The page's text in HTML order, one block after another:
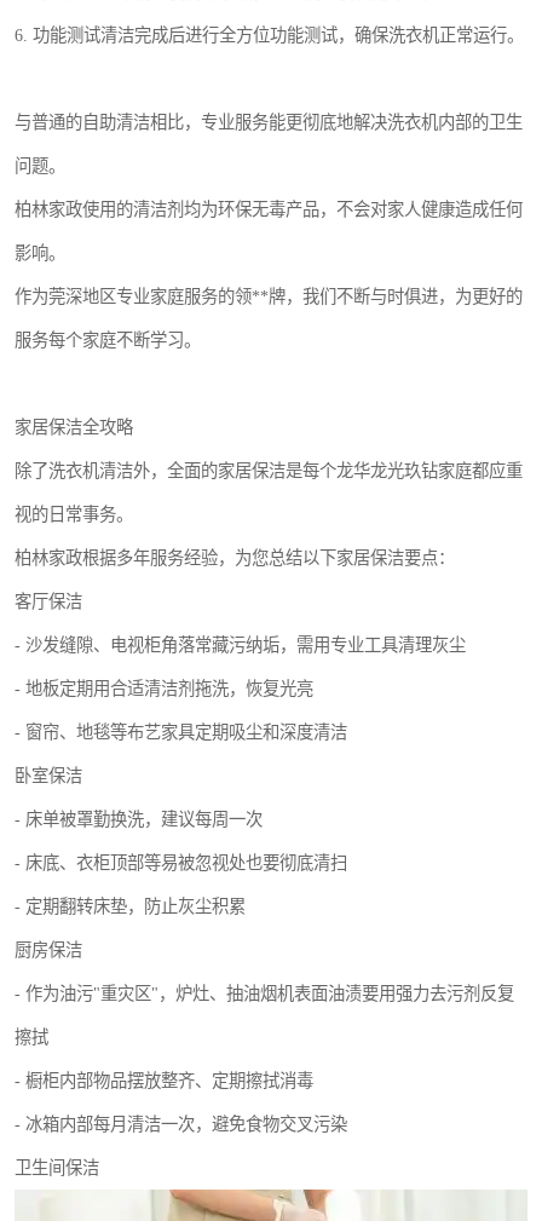
6. 功能测试清洁完成后进行全方位功能测试，确保洗衣机正常运行。
与普通的自助清洁相比，专业服务能更彻底地解决洗衣机内部的卫生
问题。
柏林家政使用的清洁剂均为环保无毒产品，不会对家人健康造成任何
影响。
作为莞深地区专业家庭服务的领**牌，我们不断与时俱进，为更好的
服务每个家庭不断学习。
家居保洁全攻略
除了洗衣机清洁外，全面的家居保洁是每个龙华龙光玖钻家庭都应重
视的日常事务。
柏林家政根据多年服务经验，为您总结以下家居保洁要点：
客厅保洁
- 沙发缝隙、电视柜角落常藏污纳垢，需用专业工具清理灰尘
- 地板定期用合适清洁剂拖洗，恢复光亮
- 窗帘、地毯等布艺家具定期吸尘和深度清洁
卧室保洁
- 床单被罩勤换洗，建议每周一次
- 床底、衣柜顶部等易被忽视处也要彻底清扫
- 定期翻转床垫，防止灰尘积累
厨房保洁
- 作为油污"重灾区"，炉灶、抽油烟机表面油渍要用强力去污剂反复
擦拭
- 橱柜内部物品摆放整齐、定期擦拭消毒
- 冰箱内部每月清洁一次，避免食物交叉污染
卫生间保洁